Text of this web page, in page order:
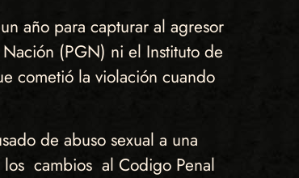
año para capturar al agresor
(PGN) ni el Instituto de
cometió la violación cuando
de abuso sexual a una
los cambios al Codigo Penal